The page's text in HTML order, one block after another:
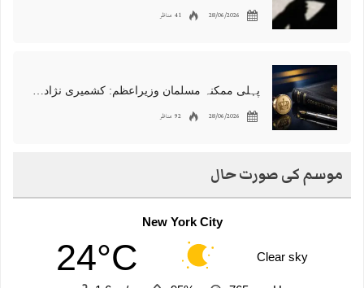
28/06/2026 41 مناظر
پہلی ممکنہ مسلمان وزیراعظم: کشمیری نژاد شبانہ محمود برطانیہ میں مقبول
28/06/2026 92 مناظر
موسم کی صورت حال
New York City
24°C Clear sky